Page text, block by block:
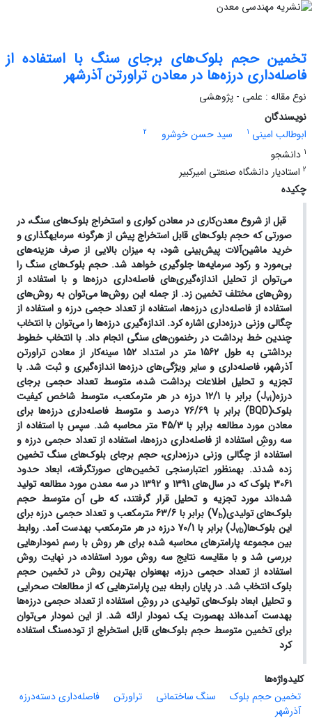
تخمین حجم بلوک‌های برجای سنگ با استفاده از
فاصله‌داری درزه‌ها در معادن تراورتن آذرشهر
نوع مقاله : علمی - پژوهشی
نویسندگان
ابوطالب امینی 1 سید حسن خوشرو
2
1 دانشجو
2 استادیار دانشگاه صنعتی امیرکبیر
چکیده
قبل از شروع معدن‌کاری در معادن کواری و استخراج بلوک‌های سنگ، در
صورتی که حجم بلوک‌های قابل استخراج پیش از هرگونه سرمایه­گذاری و
خرید ماشین‌آلات پیش‌بینی شود، به میزان بالایی از صرف هزینه‌های
بی‌مورد و رکود سرمایه‌ها جلوگیری خواهد شد. حجم بلوک‌های سنگ را
می‌توان از تحلیل اندازه‌گیری‌های فاصله‌داری درزه‌ها و با استفاده از
روش‌های مختلف تخمین زد. از جمله این روش‌ها می‌توان به روش‌های
استفاده از فاصله‌داری درزه‌ها، استفاده از تعداد حجمی درزه و استفاده از
چگالی وزنی درزه‌داری اشاره کرد. اندازه‌گیری درزه‌ها را می‌توان با انتخاب
چندین خط برداشت در رخنمون‌های سنگی انجام داد. با انتخاب خطوط
برداشتی به طول 1562 متر در امتداد 152 سینه‌کار از معادن تراورتن
آذرشهر، فاصله‌داری و سایر ویژگی‌های درزه‌ها اندازه‌گیری و ثبت شد. با
تجزیه و تحلیل اطلاعات برداشت شده، متوسط تعداد حجمی برجای
درزه(Jvi
) برابر با 12/1 درزه در هر مترمکعب، متوسط شاخص کیفیت
بلوک(BQD) برابر با 76/69 درصد و متوسط فاصله‌داری درزه‌ها برای
معادن مورد مطالعه برابر با 45/3 متر محاسبه شد. سپس با استفاده از
سه روشِ استفاده از فاصله‌داری درزه‌ها، استفاده از تعداد حجمی درزه و
استفاده از چگالی وزنی درزه‌داری، حجم برجای بلوک‌های سنگ تخمین
زده شدند. به­منظور اعتبارسنجی تخمین‌های صورت­گرفته، ابعاد حدود
3061 بلوک که در سال‌های 1391 و 1392 در سه معدن مورد مطالعه تولید
شده‌اند مورد تجزیه و تحلیل قرار گرفتند، که طی آن متوسط حجم
بلوک‌های‌ تولیدی(Vb
) برابر با 63/6 مترمکعب و تعداد حجمی درزه برای
این بلوک‌ها(Jvb
) برابر با 70/1 درزه در هر مترمکعب به­دست آمد. روابط
بین مجموعه پارامترهای محاسبه شده برای هر روش با رسم نمودارهایی
بررسی شد و با مقایسه نتایج سه روش مورد استفاده، در نهایت روش
استفاده از تعداد حجمی درزه، به­عنوان بهترین روش در تخمین حجم
بلوک انتخاب شد. در پایان رابطه بین پارامترهایی که از مطالعات صحرایی
و تحلیل ابعاد بلوک‌های تولیدی در روشِ استفاده از تعداد حجمی درزه‌ها
به­دست آمده‌اند به­صورت یک نمودار ارائه شد. از این نمودار می‌توان
برای تخمین متوسط حجم بلوک‌های قابل استخراج از توده‌سنگ استفاده
کرد
کلیدواژه‌ها
تخمین حجم بلوک
سنگ ساختمانی تراورتن
فاصله‌داری دسته‌درزه
آذرشهر